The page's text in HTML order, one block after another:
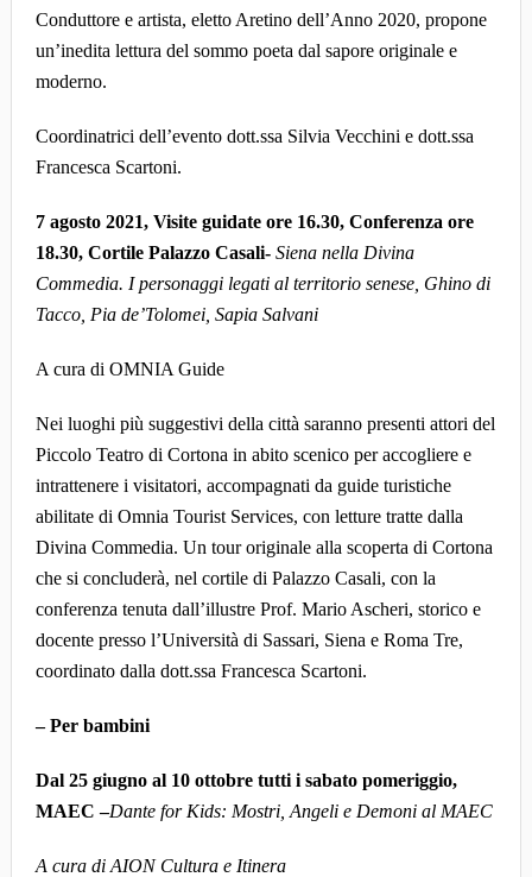
Conduttore e artista, eletto Aretino dell’Anno 2020, propone
un’inedita lettura del sommo poeta dal sapore originale e
moderno.
Coordinatrici dell’evento dott.ssa Silvia Vecchini e dott.ssa
Francesca Scartoni.
7 agosto 2021, Visite guidate ore 16.30, Conferenza ore
18.30, Cortile Palazzo Casali- Siena nella Divina
Commedia. I personaggi legati al territorio senese, Ghino di
Tacco, Pia de’Tolomei, Sapia Salvani
A cura di OMNIA Guide
Nei luoghi più suggestivi della città saranno presenti attori del
Piccolo Teatro di Cortona in abito scenico per accogliere e
intrattenere i visitatori, accompagnati da guide turistiche
abilitate di Omnia Tourist Services, con letture tratte dalla
Divina Commedia. Un tour originale alla scoperta di Cortona
che si concluderà, nel cortile di Palazzo Casali, con la
conferenza tenuta dall’illustre Prof. Mario Ascheri, storico e
docente presso l’Università di Sassari, Siena e Roma Tre,
coordinato dalla dott.ssa Francesca Scartoni.
– Per bambini
Dal 25 giugno al 10 ottobre tutti i sabato pomeriggio,
MAEC –Dante for Kids: Mostri, Angeli e Demoni al MAEC
A cura di AION Cultura e Itinera